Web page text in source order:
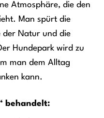
Atmosphäre, die den
Man spürt die
der Natur und die
Hundepark wird zu
man dem Alltag
kann.
behandelt: